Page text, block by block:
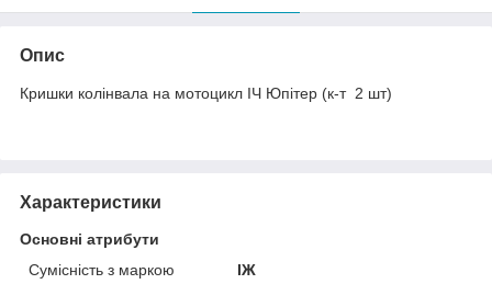
Опис
Кришки колінвала на мотоцикл ІЧ Юпітер (к-т 2 шт)
Характеристики
Основні атрибути
Сумісність з маркою
ІЖ